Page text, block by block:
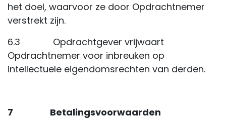
het doel, waarvoor ze door Opdrachtnemer
verstrekt zijn.
6.3 Opdrachtgever vrijwaart
Opdrachtnemer voor inbreuken op
intellectuele eigendomsrechten van derden.
7
Betalingsvoorwaarden